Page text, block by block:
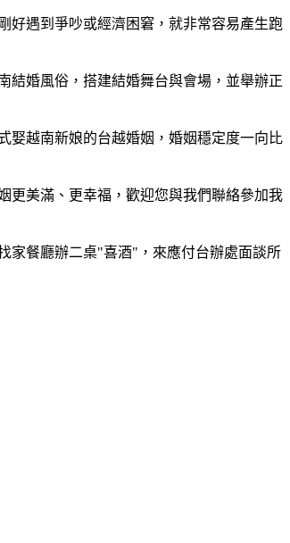
好遇到爭吵或經濟困窘，就非常容易產生跑
結婚風俗，搭建結婚舞台與會場，並舉辦正
娶越南新娘的台越婚姻，婚姻穩定度一向比
更美滿、更幸福，歡迎您與我們聯絡參加我
家餐廳辦二桌"喜酒"，來應付台辦處面談所